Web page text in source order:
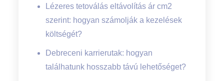
Lézeres tetoválás eltávolítás ár cm2
szerint: hogyan számolják a kezelések
költségét?
Debreceni karrierutak: hogyan
találhatunk hosszabb távú lehetőséget?